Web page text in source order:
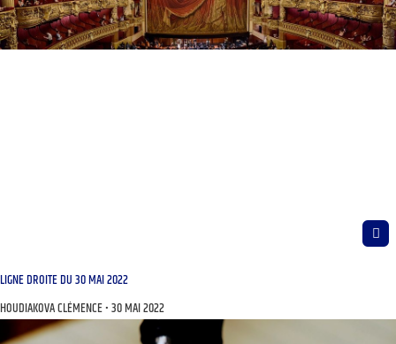
LIGNE DROITE DU 30 MAI 2022
HOUDIAKOVA CLÉMENCE 30 MAI 2022